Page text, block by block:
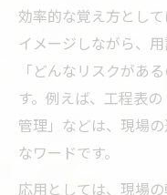
効率的な覚え方とし
イメージしながら、
「どんなリスクがあ
す。例えば、工程表
管理」などは、現場
なワードです。
応用としては、現場